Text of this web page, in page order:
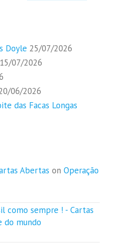
Doyle 25/07/2026
15/07/2026
06/2026
das Facas Longas
Abertas on Operação
como sempre ! - Cartas
do mundo